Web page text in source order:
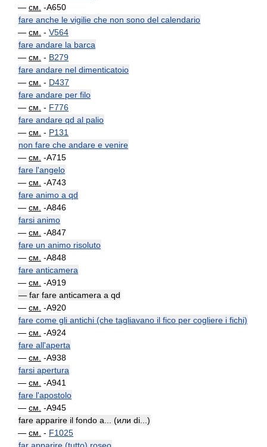
— см. -A650
fare anche le vigilie che non sono del calendario
— см. - V564
fare andare la barca
— см. - B279
fare andare nel dimenticatoio
— см. - D437
fare andare per filo
— см. - F776
fare andare qd al palio
— см. - P131
non fare che andare e venire
— см. -A715
fare l'angelo
— см. -A743
fare animo a qd
— см. -A846
farsi animo
— см. -A847
fare un animo risoluto
— см. -A848
fare anticamera
— см. -A919
— far fare anticamera a qd
— см. -A920
fare come gli antichi (che tagliavano il fico per cogliere i fichi)
— см. -A924
fare all'aperta
— см. -A938
farsi apertura
— см. -A941
fare l'apostolo
— см. -A945
fare apparire il fondo a... (или di...)
— см. - F1025